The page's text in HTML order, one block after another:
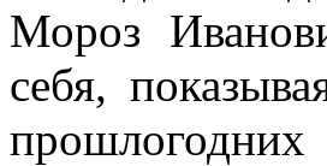
Мороз
себя,